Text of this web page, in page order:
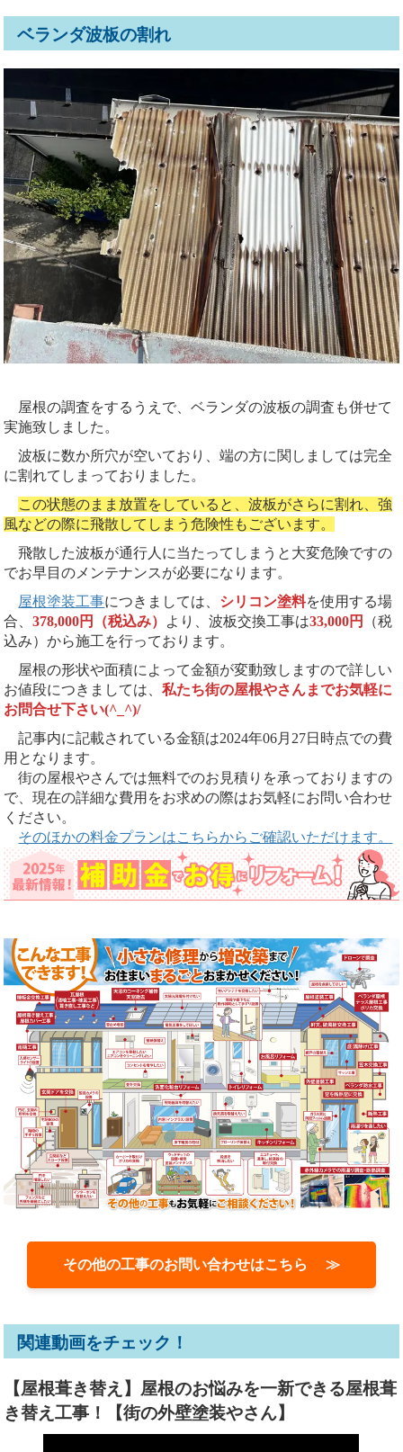
ベランダ波板の割れ
屋根の調査をするうえで、ベランダの波板の調査も併せて
実施致しました。
波板に数か所穴が空いており、端の方に関しましては完全
に割れてしまっておりました。
この状態のまま放置をしていると、波板がさらに割れ、強
風などの際に飛散してしまう危険性もございます。
飛散した波板が通行人に当たってしまうと大変危険ですの
でお早目のメンテナンスが必要になります。
屋根塗装工事につきましては、 シリコン塗料を使用する場
合、378,000円（税込み） より、波板交換工事は33,000円
（税
込み）から施工を行っております。
屋根の形状や面積によって金額が変動致しますので詳しい
お値段につきましては、私たち街の屋根やさんまでお気軽に
お問合せ下さい(^_^)/
記事内に記載されている金額は2024年06月27日時点での費
用となります。
街の屋根やさんでは無料でのお見積りを承っておりますの
で、現在の詳細な費用をお求めの際はお気軽にお問い合わせ
ください。
そのほかの料金プランはこちらからご確認いただけます。
その他の工事のお問い合わせはこちら ≫
関連動画をチェック！
【屋根葺き替え】屋根のお悩みを一新できる屋根葺
き替え工事！【街の外壁塗装やさん】